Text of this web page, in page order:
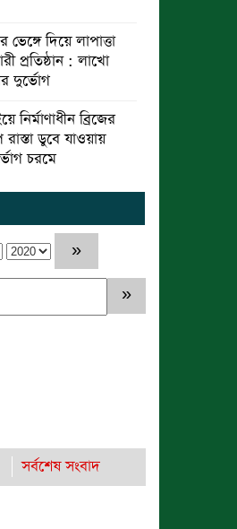
ভেঙ্গে দিয়ে লাপাত্তা
প্রতিষ্ঠান : লাখো
দুর্ভোগ
নির্মাণাধীন ব্রিজের
ডুবে যাওয়ায়
চরমে
সর্বশেষ সংবাদ